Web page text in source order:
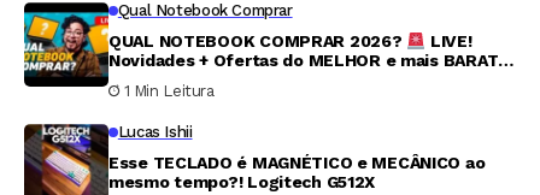
Qual Notebook Comprar
QUAL NOTEBOOK COMPRAR 2026?
LIVE!
Novidades + Ofertas do MELHOR e mais BARATO
no Brasil #056
1 Min Leitura
Lucas Ishii
Esse TECLADO é MAGNÉTICO e MECÂNICO ao
mesmo tempo?! Logitech G512X